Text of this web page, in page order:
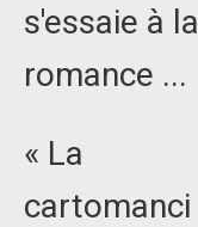
s'essaie à la
romance ...
« La
cartomanci